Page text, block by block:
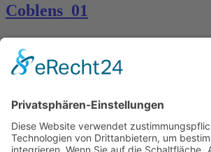
Coblens_01
Kontakt
Königstraße 28
70173 Stuttgart
T: 0711 29 39 20
kontakt@kaestner-stuttgart.de